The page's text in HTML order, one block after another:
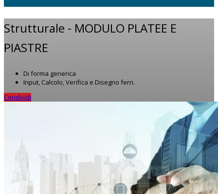
Strutturale - MODULO PLATEE E
PIASTRE
Di forma generica
Input, Calcolo, Verifica e Disegno ferri.
Condividi